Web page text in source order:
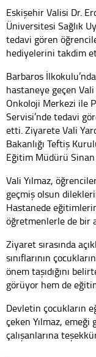
Eskişehir Valisi Dr.
Üniversitesi Sağlık
tedavi gören
hediyelerini takdim
Barbaros
hastaneye geçen
Onkoloji Merkezi ile
Servisi’nde tedavi
etti. Ziyarete Vali
Bakanlığı Teftiş
Eğitim Müdürü
Vali Yılmaz,
geçmiş olsun
Hastanede
öğretmenlerle de bir
Ziyaret sırasında
sınıflarının
önem taşıdığını
görüyor hem de
Devletin çocukların
çeken Yılmaz, emeği
çalışanlarına